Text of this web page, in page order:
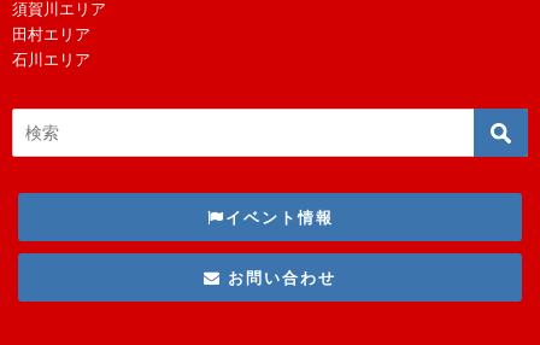
須賀川エリア
田村エリア
石川エリア
イベント情報
お問い合わせ